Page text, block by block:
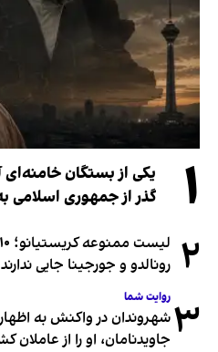
۱
یکی از بستگان خامنه‌ای
گذر از جمهوری
۲ رونالدو و جورجینا جایی ندارند
۳ روایت شما
شهروندان در واکنش به
جاویدنامان، او را از عاملان